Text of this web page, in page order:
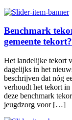
Benchmark
gemeente tekort?
Het landelijke tekort
dagelijks in het
beschrijven dat nóg
verhoudt het tekort in
deze benchmark
jeugdzorg voor […]